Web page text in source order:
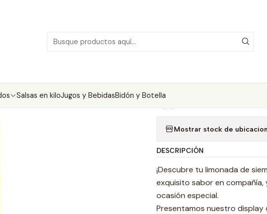
Salsas en kiloJugos y BebidasBidón y Botella
Pack
Mostrar stock de
DESCRIPCIÓN
¡Descubre tu limonada de
exquisito sabor en
ocasión especial.
Presentamos nuestro display